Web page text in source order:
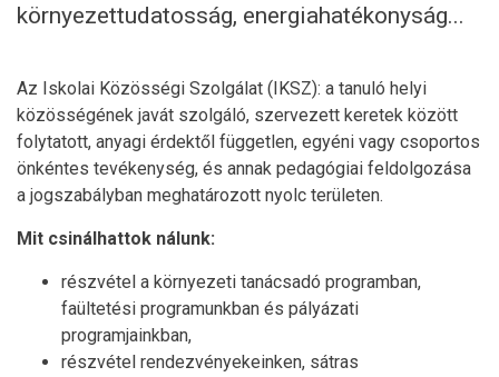
környezettudatosság, energiahatékonyság...
Az Iskolai Közösségi Szolgálat (IKSZ): a tanuló helyi
közösségének javát szolgáló, szervezett keretek között
folytatott, anyagi érdektől független, egyéni vagy csoportos
önkéntes tevékenység, és annak pedagógiai feldolgozása
a jogszabályban meghatározott nyolc területen.
Mit csinálhattok nálunk:
részvétel a környezeti tanácsadó programban,
faültetési programunkban és pályázati
programjainkban,
részvétel rendezvényekeinken, sátras